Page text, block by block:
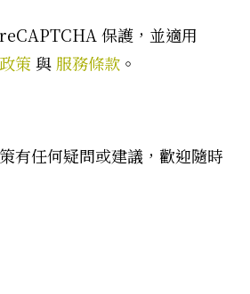
保護，並適用
策與 服務條款 。
有任何疑問或建議，歡迎隨時